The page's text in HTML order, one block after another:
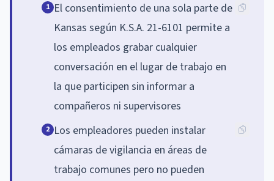
1 El consentimiento de una sola parte de
Kansas según K.S.A. 21-6101 permite a
los empleados grabar cualquier
conversación en el lugar de trabajo en
la que participen sin informar a
compañeros ni supervisores
2 Los empleadores pueden instalar
cámaras de vigilancia en áreas de
trabajo comunes pero no pueden